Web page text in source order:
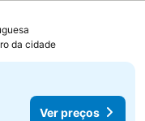
da cidade
Ver preços